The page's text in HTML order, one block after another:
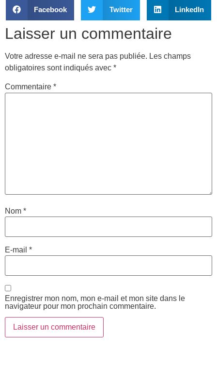
Facebook Twitter LinkedIn
Laisser un commentaire
Votre adresse e-mail ne sera pas publiée. Les champs
obligatoires sont indiqués avec *
Commentaire *
Nom *
E-mail *
Enregistrer mon nom, mon e-mail et mon site dans le
navigateur pour mon prochain commentaire.